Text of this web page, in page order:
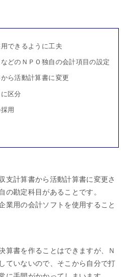
できるように工夫
どのＮＰＯ独自の会計項目の設定
ら活動計算書に変更
区分
用
支計算書から活動計算書に変更さ
の勘定科目があることです。
業用の会計ソフトを使用すること
算書を作ることはできますが、Ｎ
ていないので、そこから自分で打